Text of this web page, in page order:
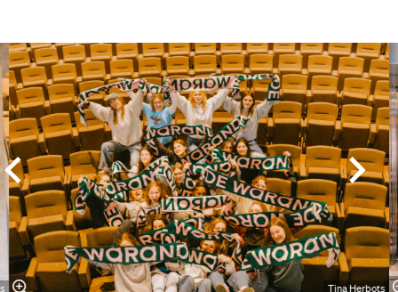
Overslaan
Tina Herbots